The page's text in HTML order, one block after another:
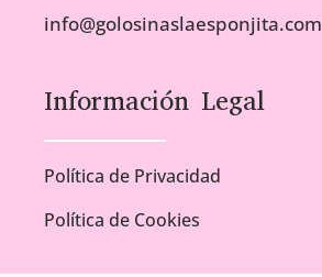
info@golosinaslaesponjita.com
Información Legal
Política de Privacidad
Política de Cookies